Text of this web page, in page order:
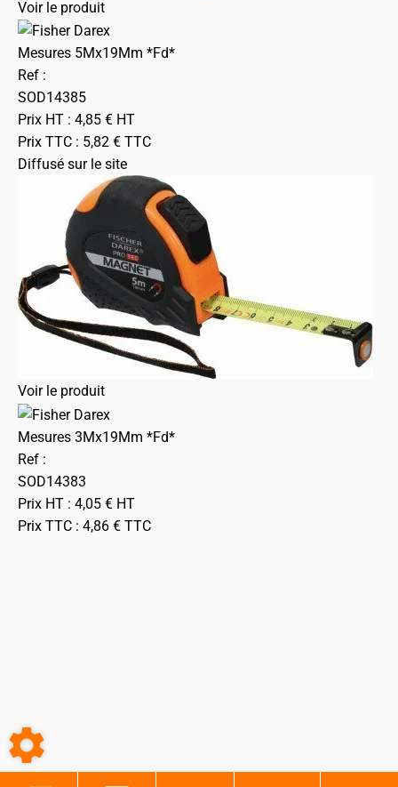
Voir le produit
Mesures 5Mx19Mm *Fd*
Ref :
SOD14385
Prix HT : 4,85 € HT
Prix TTC : 5,82 € TTC
Diffusé sur le site
Voir le produit
Mesures 3Mx19Mm *Fd*
Ref :
SOD14383
Prix HT : 4,05 € HT
Prix TTC : 4,86 € TTC